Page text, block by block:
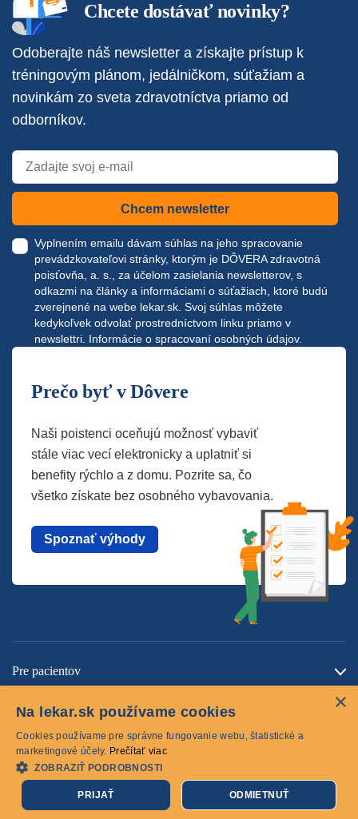
Chcete dostávať novinky?
Odoberajte náš newsletter a získajte prístup k
tréningovým plánom, jedálničkom, súťažiam a
novinkám zo sveta zdravotníctva priamo od
odborníkov.
Chcem newsletter
Vyplnením emailu dávam súhlas na jeho spracovanie
prevádzkovateľovi stránky, ktorým je DÔVERA zdravotná
poisťovňa, a. s., za účelom zasielania newsletterov, s
odkazmi na články a informáciami o súťažiach, ktoré budú
zverejnené na webe lekar.sk. Svoj súhlas môžete
kedykoľvek odvolať prostredníctvom linku priamo v
newslettri. Informácie o spracovaní osobných údajov.
Prečo byť v Dôvere
Naši poistenci oceňujú možnosť vybaviť
stále viac vecí elektronicky a uplatniť si
benefity rýchlo a z domu. Pozrite sa, čo
všetko získate bez osobného vybavovania.
Spoznať výhody
Pre pacientov
© 2026 lekar.sk Všetky práva vyhradené
Cookies
×
Na lekar.sk používame cookies
Cookies používame pre správne fungovanie webu, štatistické a
marketingové účely. Prečítať viac
ZOBRAZIŤ PODROBNOSTI
PRIJAŤ ODMIETNUŤ